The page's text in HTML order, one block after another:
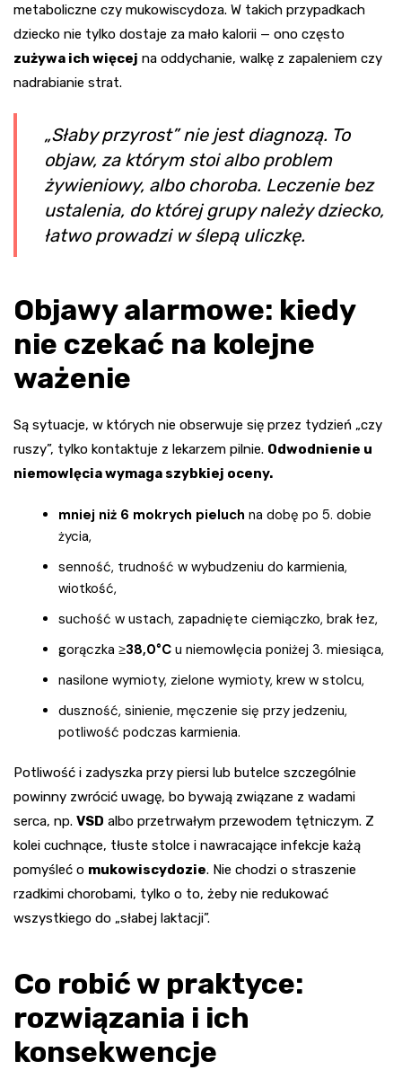
metaboliczne czy mukowiscydoza. W takich przypadkach
dziecko nie tylko dostaje za mało kalorii — ono często
zużywa ich więcej na oddychanie, walkę z zapaleniem czy
nadrabianie strat.
„Słaby przyrost” nie jest diagnozą. To
objaw, za którym stoi albo problem
żywieniowy, albo choroba. Leczenie bez
ustalenia, do której grupy należy dziecko,
łatwo prowadzi w ślepą uliczkę.
Objawy alarmowe: kiedy
nie czekać na kolejne
ważenie
Są sytuacje, w których nie obserwuje się przez tydzień „czy
ruszy”, tylko kontaktuje z lekarzem pilnie. Odwodnienie u
niemowlęcia wymaga szybkiej oceny.
mniej niż 6 mokrych pieluch na dobę po 5. dobie
życia,
senność, trudność w wybudzeniu do karmienia,
wiotkość,
suchość w ustach, zapadnięte ciemiączko, brak łez,
gorączka ≥38,0°C u niemowlęcia poniżej 3. miesiąca,
nasilone wymioty, zielone wymioty, krew w stolcu,
duszność, sinienie, męczenie się przy jedzeniu,
potliwość podczas karmienia.
Potliwość i zadyszka przy piersi lub butelce szczególnie
powinny zwrócić uwagę, bo bywają związane z wadami
serca, np. VSD albo przetrwałym przewodem tętniczym. Z
kolei cuchnące, tłuste stolce i nawracające infekcje każą
pomyśleć o mukowiscydozie. Nie chodzi o straszenie
rzadkimi chorobami, tylko o to, żeby nie redukować
wszystkiego do „słabej laktacji”.
Co robić w praktyce:
rozwiązania i ich
konsekwencje